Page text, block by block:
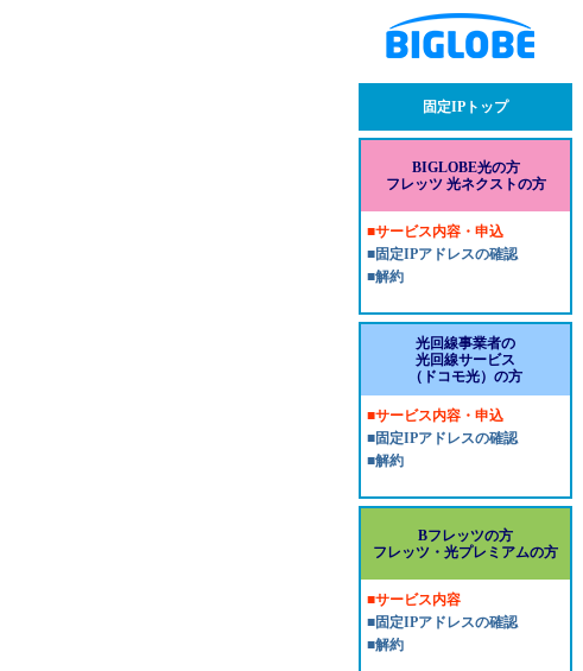
固定IPトップ
BIGLOBE光の方
フレッツ 光ネクストの方
■サービス内容・申込
■固定IPアドレスの確認
■解約
光回線事業者の
光回線サービス
（ドコモ光）の方
■サービス内容・申込
■固定IPアドレスの確認
■解約
Bフレッツの方
フレッツ・光プレミアムの方
■サービス内容
■固定IPアドレスの確認
■解約